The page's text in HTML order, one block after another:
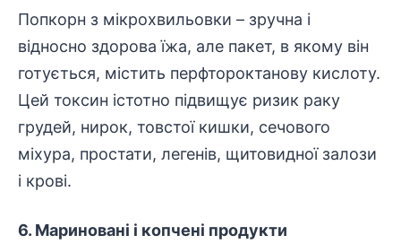
Попкорн з мікрохвильовки – зручна і
відносно здорова їжа, але пакет, в якому він
готується, містить перфтороктанову кислоту.
Цей токсин істотно підвищує ризик раку
грудей, нирок, товстої кишки, сечового
міхура, простати, легенів, щитовидної залози
і крові.
6. Мариновані і копчені продукти